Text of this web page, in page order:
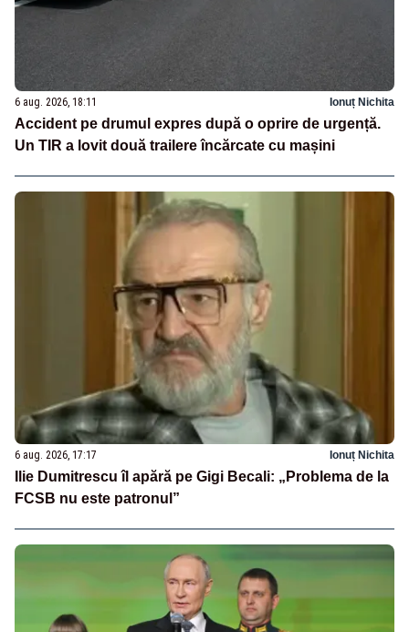
6 aug. 2026, 18:11 Ionuț Nichita
Accident pe drumul expres după o oprire de urgență.
Un TIR a lovit două trailere încărcate cu mașini
6 aug. 2026, 17:17 Ionuț Nichita
Ilie Dumitrescu îl apără pe Gigi Becali: „Problema de la
FCSB nu este patronul”